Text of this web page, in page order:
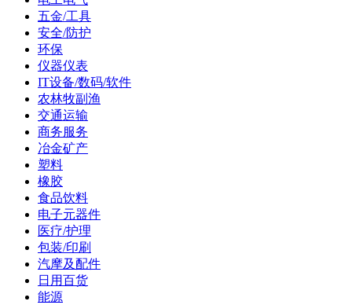
五金/工具
安全/防护
环保
仪器仪表
IT设备/数码/软件
农林牧副渔
交通运输
商务服务
冶金矿产
塑料
橡胶
食品饮料
电子元器件
医疗/护理
包装/印刷
汽摩及配件
日用百货
能源